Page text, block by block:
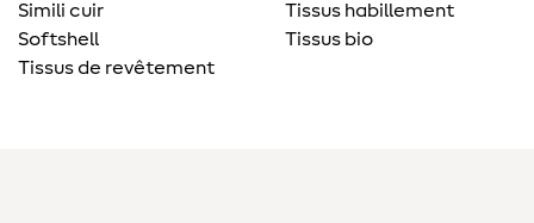
Simili cuir
Softshell
Tissus de revêtement
Tissus habillement
Tissus bio